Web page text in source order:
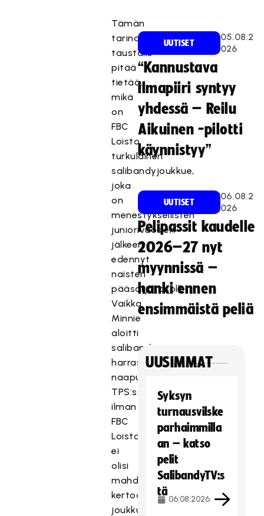
Tämän
tarinan
taustalle
pitää
tietää,
mikä
on
FBC
Loisto,
turkulainen
salibandyjoukkue,
joka
on
menestyksellisten
juniorivuosien
jälkeen
edennyt
naisten
pääsarjatasolle.
Vaikka
Minnie
aloitti
salibandyn
harrastamisen
naapuriseura
TPS:ssä,
ilman
FBC
Loistoa
ei
olisi
mahdollista
kertoa
joukkueen
UUTISET
05.08.2
026
“Kannustava
ilmapiiri syntyy
yhdessä – Reilu
Aikuinen -pilotti
käynnistyy”
UUTISET
06.08.2
026
Pelipassit kaudelle
2026–27 nyt
myynnissä –
hanki ennen
ensimmäistä peliä
UUSIMMAT
Syksyn
turnausvilske
parhaimmilla
an – katso
pelit
SalibandyTV:s
tä
06.08.2026